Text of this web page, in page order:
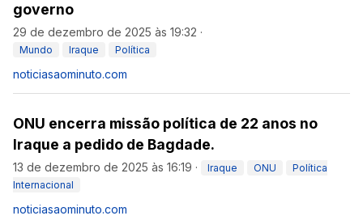
governo
29 de dezembro de 2025 às 19:32 ·
Mundo Iraque Política
noticiasaominuto.com
ONU encerra missão política de 22 anos no
Iraque a pedido de Bagdade.
13 de dezembro de 2025 às 16:19 · Iraque ONU
Política
Internacional
noticiasaominuto.com